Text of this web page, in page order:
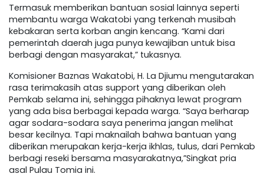
Termasuk memberikan bantuan sosial lainnya seperti
membantu warga Wakatobi yang terkenah musibah
kebakaran serta korban angin kencang. “Kami dari
pemerintah daerah juga punya kewajiban untuk bisa
berbagi dengan masyarakat,” tukasnya.
Komisioner Baznas Wakatobi, H. La Djiumu mengutarakan
rasa terimakasih atas support yang diberikan oleh
Pemkab selama ini, sehingga pihaknya lewat program
yang ada bisa berbagai kepada warga. “Saya berharap
agar sodara-sodara saya penerima jangan melihat
besar kecilnya. Tapi maknailah bahwa bantuan yang
diberikan merupakan kerja-kerja ikhlas, tulus, dari Pemkab
berbagi reseki bersama masyarakatnya,”Singkat pria
asal Pulau Tomia ini.